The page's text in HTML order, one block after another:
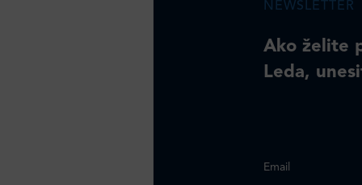
NEWSLETTER
Ako želite
Leda,
Email